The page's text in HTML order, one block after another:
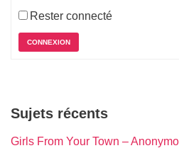
Rester connecté
CONNEXION
Sujets récents
Girls From Your Town –